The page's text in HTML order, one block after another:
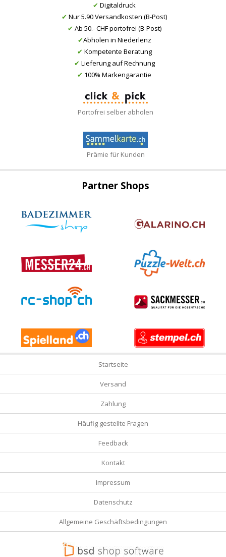
✔ Digitaldruck
✔ Nur 5.90 Versandkosten (B-Post)
✔ Ab 50.- CHF portofrei (B-Post)
✔Abholen in Niederlenz
✔ Kompetente Beratung
✔ Lieferung auf Rechnung
✔ 100% Markengarantie
Portofrei selber abholen
Prämie für Kunden
Partner Shops
Startseite
Versand
Zahlung
Häufig gestellte Fragen
Feedback
Kontakt
Impressum
Datenschutz
Allgemeine Geschäftsbedingungen